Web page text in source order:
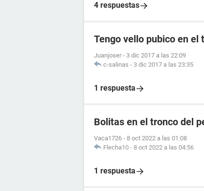
4 respuestas
Tengo vello pubico en el
Juanjoser - 3 dic 2017 a las 22:09
c-salinas - 3 dic 2017 a las 23:35
1 respuesta
Bolitas en el tronco del
Vaca1726 - 8 oct 2022 a las 01:08
Flecha10 - 8 oct 2022 a las 04:56
1 respuesta